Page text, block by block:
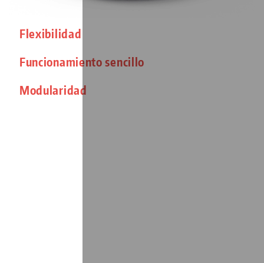
Flexibilidad
Funcionamiento sencillo
Modularidad